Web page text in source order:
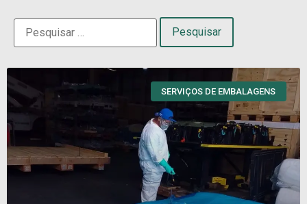
SERVIÇOS DE EMBALAGENS